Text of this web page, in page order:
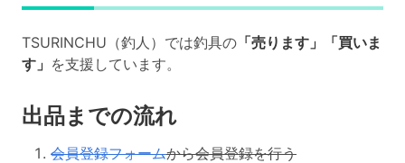
TSURINCHU（釣人）では釣具の 「売ります」「買いま
す」 を支援しています。
出品までの流れ
会員登録フォームから会員登録を行う